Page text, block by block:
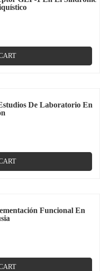
De Laboratorio En
Funcional En